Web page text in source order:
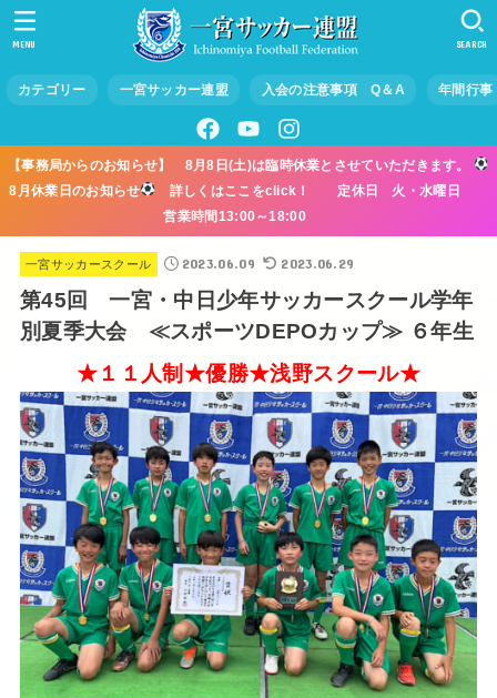
カテゴリー 一宮サッカー連盟 入会の注意事項 Q＆A 年間行事
SEARCH
MENU
【事務局からのお知らせ】 8月8日(土)は臨時休業とさせていただきます。
8月休業日のお知らせ
詳しくはここをclick！ 定休日 火・水曜日
営業時間13:00～18:00
一宮サッカースクール 2023.06.09 2023.06.29
第45回 一宮・中日少年サッカースクール学年
別夏季大会 ≪スポーツDEPOカップ≫ ６年生
★１１人制★優勝★浅野スクール★